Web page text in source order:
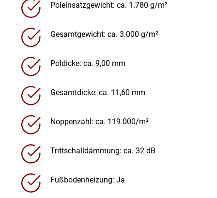
Poleinsatzgewicht: ca. 1.780 g/m²
Gesamtgewicht: ca. 3.000 g/m²
Poldicke: ca. 9,00 mm
Gesamtdicke: ca. 11,60 mm
Noppenzahl: ca. 119.000/m²
Trittschalldämmung: ca. 32 dB
Fußbodenheizung: Ja